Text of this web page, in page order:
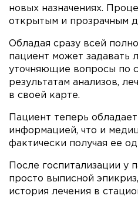
новых назначениях.
открытым и прозрачным
Обладая сразу всей
пациент может задавать
уточняющие вопросы по
результатам анализов,
в своей карте.
Пациент теперь
информацией, что и
фактически получая ее
После госпитализации у
просто выписной
история лечения в